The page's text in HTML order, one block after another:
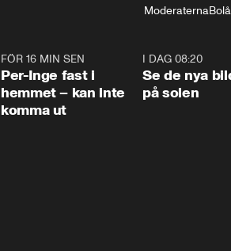
Moderaterna
FÖR 16 MIN SEN
Per-Inge fast i
hemmet – kan inte
komma ut
I DAG 08:20
Se de nya
på solen